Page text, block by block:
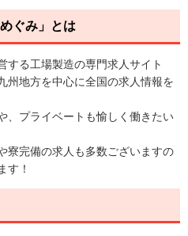
ぐみ」とは
する工場製造の専門求人サイト
州地方を中心に全国の求人情報を
、プライベートも愉しく働きたい
寮完備の求人も多数ございますの
す！